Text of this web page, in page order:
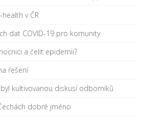
v ČR
dat COVID-19 pro komunity
a čelit epidemii?
řešení
kultivovanou diskusí odborníků
dobré jméno